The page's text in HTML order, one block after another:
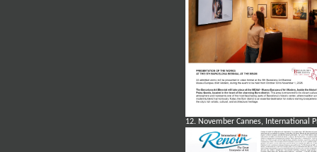
12. November Cannes, International